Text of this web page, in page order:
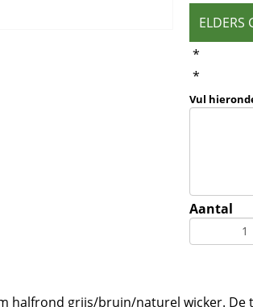
ELDERS
*
*
Vul
Aantal
halfrond grijs/bruin/naturel wicker. De